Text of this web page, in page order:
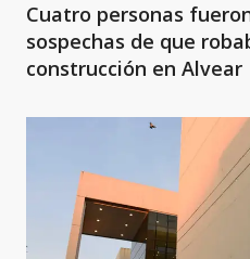
Cuatro personas
sospechas de que
construcción en Alvear